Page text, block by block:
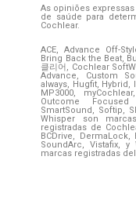
As opiniões
de saúde para
Cochlear.
ACE, Advance Off-
Bring Back the Beat,
클리어, Cochlear
Advance, Custom
always, Hugfit, Hybrid,
MP3000,
Outcome
SmartSound, Softip,
Whisper son
registradas de
BCDrive, DermaLock,
SoundArc, Vistafix,
marcas registradas